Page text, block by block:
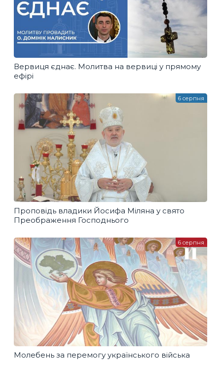
Вервиця єднає. Молитва на вервиці у прямому
ефірі
Проповідь владики Йосифа Міляна у свято
Преображення Господнього
6 серпня
Молебень за перемогу українського війська
6 серпня